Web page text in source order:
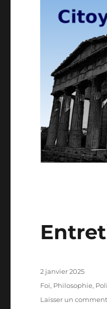
Publié
2 janvier 2025
Catégories
Foi, Philosophie,
Laisser un